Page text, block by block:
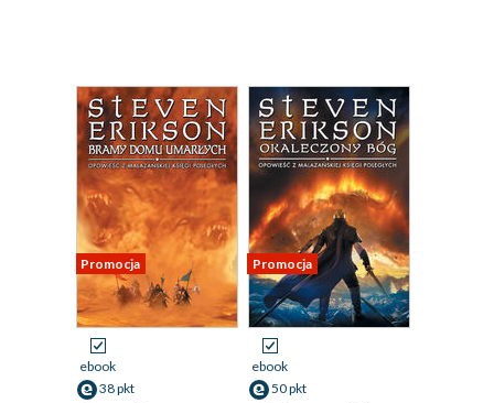
Promocja
ebook
38 pkt
Promocja
ebook
50 pkt